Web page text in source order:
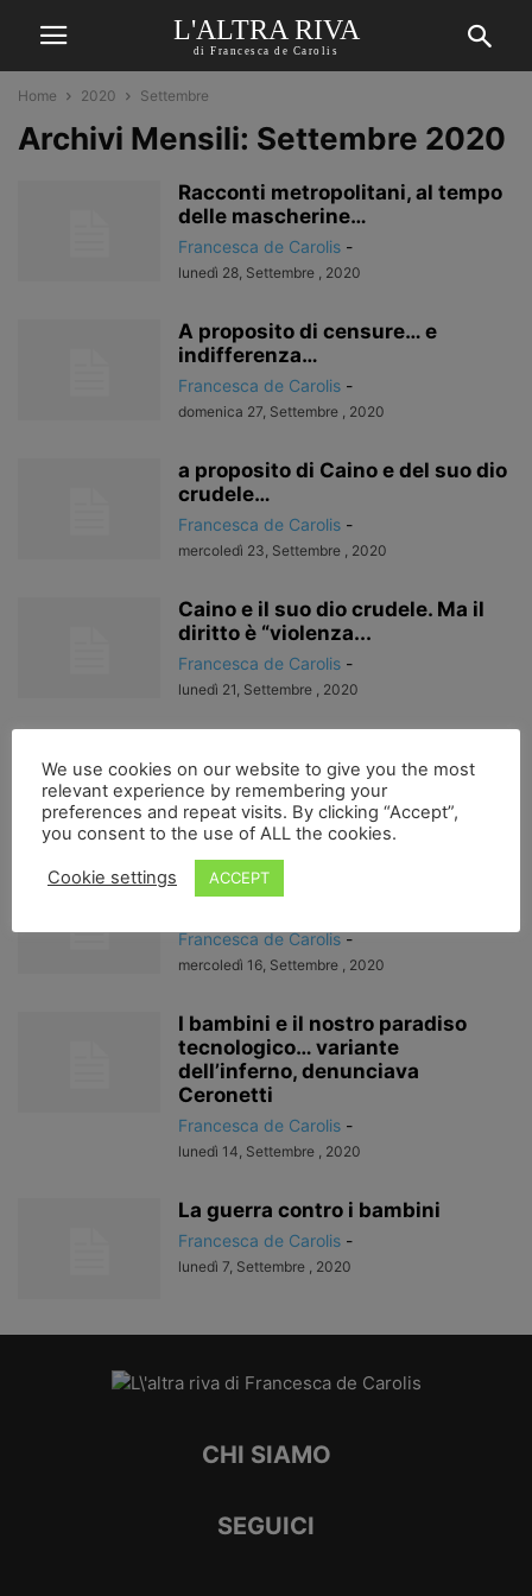
L'ALTRA RIVA
di Francesca de Carolis
Home 2020 Settembre
Archivi Mensili: Settembre 2020
Racconti metropolitani, al tempo
delle mascherine…
Francesca de Carolis -
lunedì 28, Settembre , 2020
A proposito di censure… e
indifferenza…
Francesca de Carolis -
domenica 27, Settembre , 2020
a proposito di Caino e del suo dio
crudele…
Francesca de Carolis -
mercoledì 23, Settembre , 2020
Caino e il suo dio crudele. Ma il
diritto è “violenza...
Francesca de Carolis -
lunedì 21, Settembre , 2020
Francesca de Carolis -
venerdì 18, Settembre , 2020
A proposito di bambini e del
Francesca de Carolis -
mercoledì 16, Settembre , 2020
I bambini e il nostro paradiso
tecnologico… variante
dell’inferno, denunciava
Ceronetti
Francesca de Carolis -
lunedì 14, Settembre , 2020
La guerra contro i bambini
Francesca de Carolis -
lunedì 7, Settembre , 2020
CHI SIAMO
SEGUICI
We use cookies on our website to give you the most
relevant experience by remembering your
preferences and repeat visits. By clicking “Accept”,
you consent to the use of ALL the cookies.
Cookie settings ACCEPT